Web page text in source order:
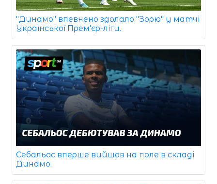
"Динамо" впевнено здолало "Зорю" у матчі
Української Прем'єр-ліги.
Себальос вперше вийшов на поле в складі
Динамо.